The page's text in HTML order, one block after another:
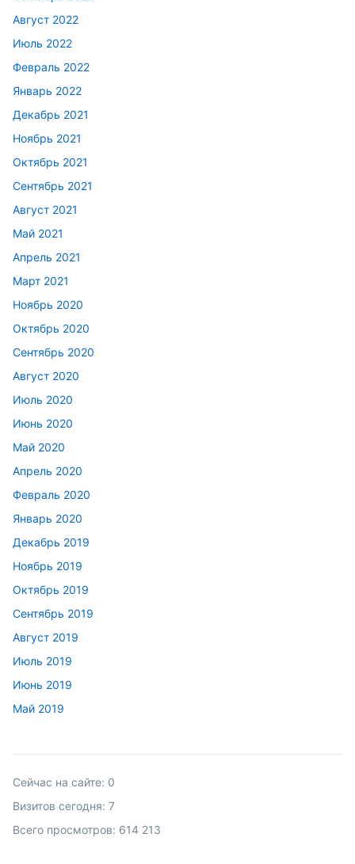
Август 2022
Июль 2022
Февраль 2022
Январь 2022
Декабрь 2021
Ноябрь 2021
Октябрь 2021
Сентябрь 2021
Август 2021
Май 2021
Апрель 2021
Март 2021
Ноябрь 2020
Октябрь 2020
Сентябрь 2020
Август 2020
Июль 2020
Июнь 2020
Май 2020
Апрель 2020
Февраль 2020
Январь 2020
Декабрь 2019
Ноябрь 2019
Октябрь 2019
Сентябрь 2019
Август 2019
Июль 2019
Июнь 2019
Май 2019
Сейчас на сайте: 0
Визитов сегодня: 7
Всего просмотров: 614 213